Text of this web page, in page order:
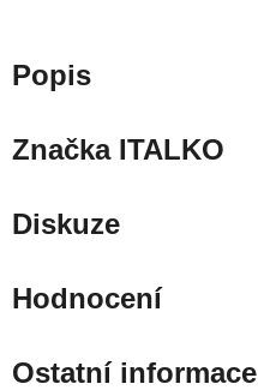
Popis
ZnačkaITALKO
Diskuze
Hodnocení
Ostatní informace